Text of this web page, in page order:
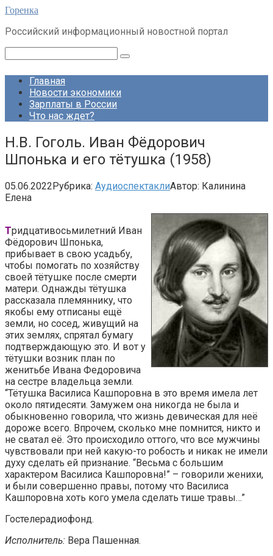
Перейти
контенту
Горенка
Российский информационный новостной портал
Главная
Новости экономики
Зарплаты в России
Что нас ждет?
Н.В. Гоголь. Иван Фёдорович
Шпонька и его тётушка (1958)
05.06.2022Рубрика: АудиоспектаклиАвтор: Калинина
Елена
Тридцативосьмилетний Иван
Фёдорович Шпонька,
прибывает в свою усадьбу,
чтобы помогать по хозяйству
своей тётушке после смерти
матери. Однажды тётушка
рассказала племяннику, что
якобы ему отписаны ещё
земли, но сосед, живущий на
этих землях, спрятал бумагу
подтверждающую это. И вот у
тётушки возник план по
женитьбе Ивана Федоровича
на сестре владельца земли.
“Тётушка Василиса Кашпоровна в это время имела лет
около пятидесяти. Замужем она никогда не была и
обыкновенно говорила, что жизнь девическая для неё
дороже всего. Впрочем, сколько мне помнится, никто и
не сватал её. Это происходило оттого, что все мужчины
чувствовали при ней какую-то робость и никак не имели
духу сделать ей признание. “Весьма с большим
характером Василиса Кашпоровна!” – говорили женихи,
и были совершенно правы, потому что Василиса
Кашпоровна хоть кого умела сделать тише травы…”
Гостелерадиофонд.
Исполнитель: Вера Пашенная.